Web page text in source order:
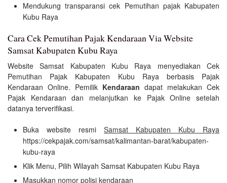
Mendukung transparansi cek Pemutihan pajak Kabupaten
Kubu Raya
Cara Cek Pemutihan Pajak Kendaraan Via Website
Samsat Kabupaten Kubu Raya
Website Samsat Kabupaten Kubu Raya menyediakan Cek
Pemutihan Pajak Kabupaten Kubu Raya berbasis Pajak
Kendaraan Online. Pemilik Kendaraan dapat melakukan Cek
Pajak Kendaraan dan melanjutkan ke Pajak Online setelah
datanya terverifikasi.
Buka website resmi Samsat Kabupaten Kubu Raya
https://cekpajak.com/samsat/kalimantan-barat/kabupaten-
kubu-raya
Klik Menu, Pilih Wilayah Samsat Kabupaten Kubu Raya
Masukkan nomor polisi kendaraan